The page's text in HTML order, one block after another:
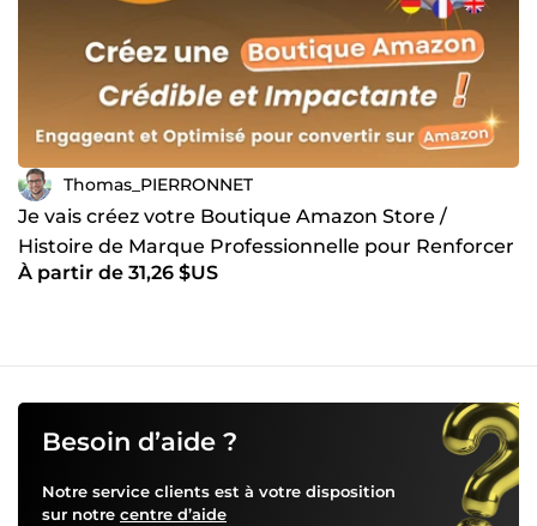
Thomas_PIERRONNET
Je vais créez votre Boutique Amazon Store /
Histoire de Marque Professionnelle pour Renforcer
votre Image
À partir de 31,26 $US
Besoin d’aide ?
Notre service clients est à votre disposition
sur notre centre d’aide